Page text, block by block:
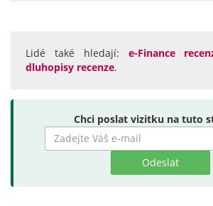
Lidé také hledají: e-Finance
dluhopisy recenze.
Chci poslat vizitku na tuto
Zadejte
hledaný